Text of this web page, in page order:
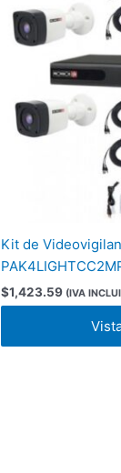
Kit de
$1,423.59 (IVA